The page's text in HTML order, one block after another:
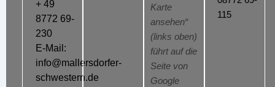
+ 49
8772 69-
230
E-Mail:
info@mallersdorfer-
schwestern.de
Karte
ansehen“
(links oben)
führt auf die
Seite von
Google
115